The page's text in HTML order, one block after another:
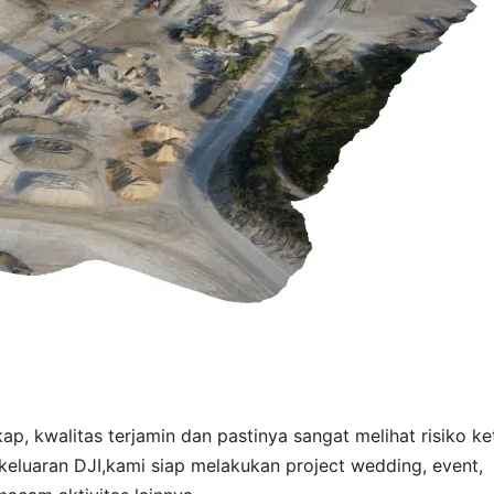
kwalitas terjamin dan pastinya sangat melihat risiko
DJI,kami siap melakukan project wedding, event,